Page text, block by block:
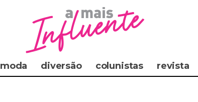
moda diversão colunistas revista